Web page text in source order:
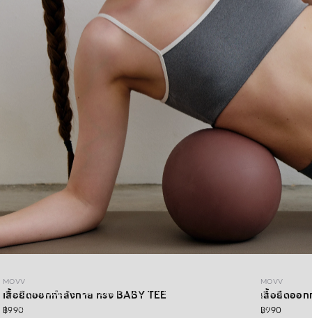
เปิดลุคใหม่ไปกับ DAYDRIFT ACTIVEWEAR คอลเลคชั่นล่าสุดจาก
MOVV ที่ใส่ได้มากกว่าวันออกกำลังกาย ดีไซน์เรียบง่าย ใส่สบาย
MOVV
เสื้อยืดออกกำลังกาย ทรง BABY TEE
฿990
MOVV
เสื้อยืดออก
฿990